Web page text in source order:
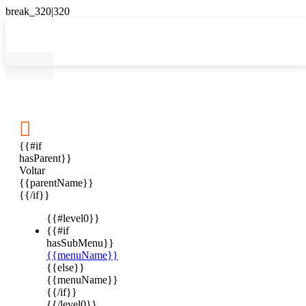

{{#if
hasParent}}
Voltar
{{parentName}}
{{/if}}
{{#level0}}
{{#if
hasSubMenu}}
{{menuName}}
{{else}}
{{menuName}}
{{/if}}